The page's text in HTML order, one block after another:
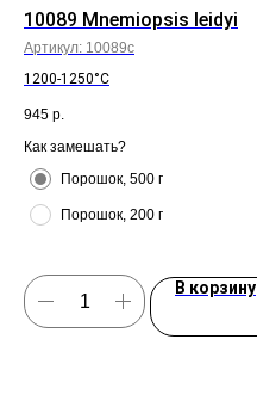
10089 Mnemiopsis leidyi
Артикул: 10089с
1200-1250°C
945 р.
Как замешать?
Порошок, 500 г
Порошок, 200 г
В корзину